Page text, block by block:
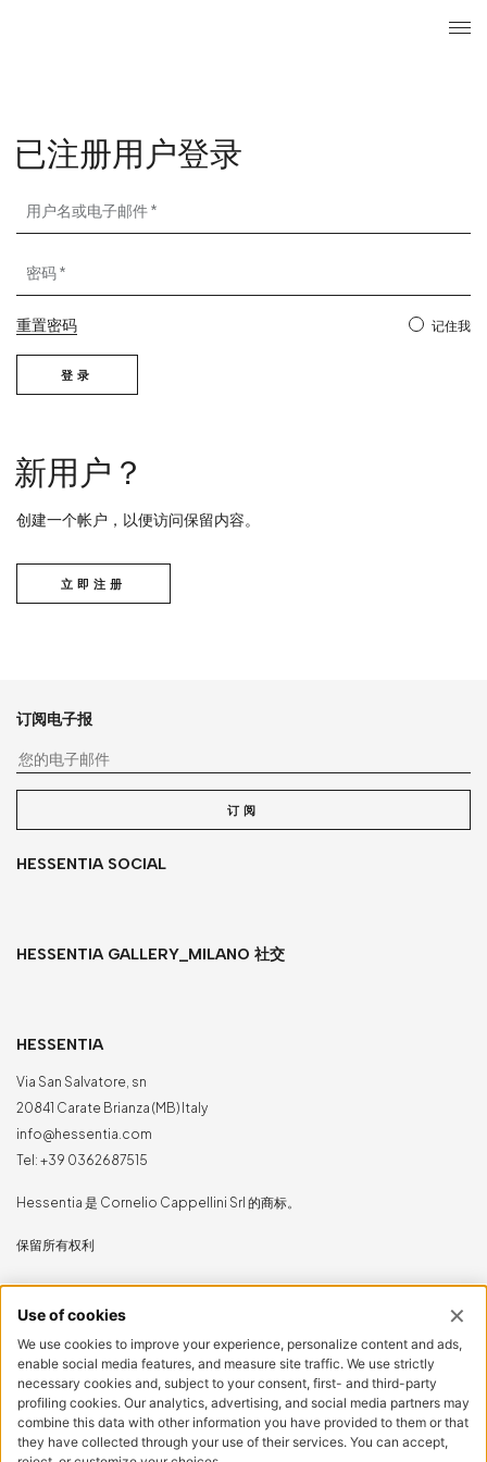
已注册
菜单
已注册用户登录
用户名或电子邮件
密码
重置密码 记住我
登录
新用户？
创建一个帐户，以便访问保留内容。
立即注册
订阅电子报
订阅
HESSENTIA SOCIAL
HESSENTIA GALLERY_MILANO 社交
HESSENTIA
Via San Salvatore, sn
20841 Carate Brianza (MB) Italy
info@hessentia.com
Tel: +39 0362687515
Hessentia 是 Cornelio Cappellini Srl 的商标。
保留所有权利
登录
立即注册
重置密码
LEGAL